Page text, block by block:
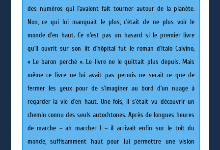
des numéros qui l’avaient fait tourner autour de la planète.
Non, ce qui lui manquait le plus, c’était de ne plus voir le
monde d’en haut. Ce n’est pas un hasard si le premier livre
qu’il ouvrit sur son lit d’hôpital fut le roman d’Italo Calvino,
« Le baron perché ». Le livre ne le quittait plus depuis. Mais
même ce livre ne lui avait pas permis ne serait-ce que de
fermer les yeux pour de s’imaginer au bord d’un nuage à
regarder la vie d’en haut. Une fois, il s’était vu découvrir un
chemin connu des seuls autochtones. Après de longues heures
de marche – ah marcher ! – il arrivait enfin sur le toit du
monde, suffisamment haut pour lui permettre une vision